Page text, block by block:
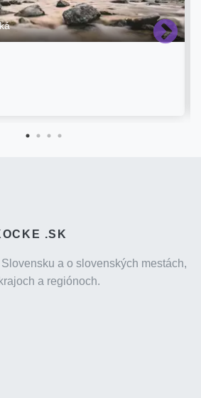
.SK
Slovensku a o slovenských mestách,
a regiónoch.